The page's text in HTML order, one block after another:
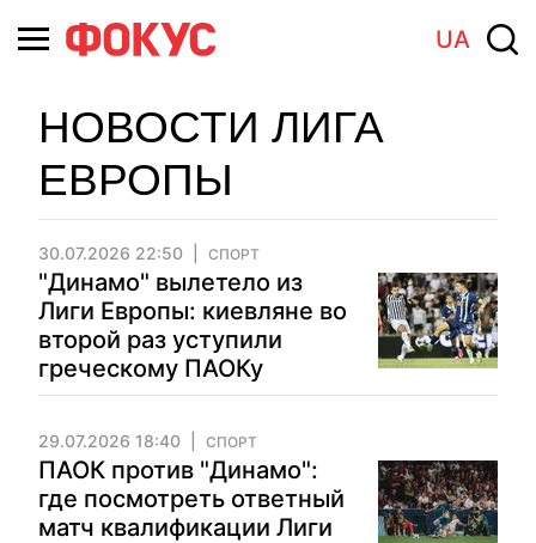
UA
НОВОСТИ ЛИГА
ЕВРОПЫ
30.07.2026 22:50 СПОРТ
"Динамо" вылетело из
Лиги Европы: киевляне во
второй раз уступили
греческому ПАОКу
29.07.2026 18:40 СПОРТ
ПАОК против "Динамо":
где посмотреть ответный
матч квалификации Лиги